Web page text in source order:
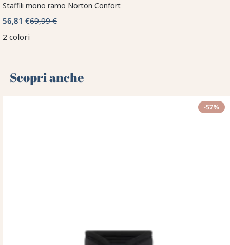
Staffili mono ramo Norton Confort
56,81 €69,99 €
2 colori
Scopri anche 🌻
-57%